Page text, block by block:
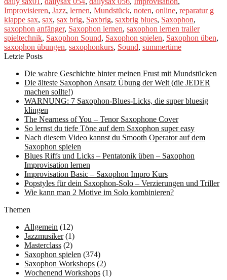
Improvisieren, Jazz, lernen, Mundstück, noten, online, reparatur g
klappe sax, sax, sax brig, Saxbrig, saxbrig blues, Saxophon,
saxophon anfänger, Saxophon lernen, saxophon lernen trailer
spieltechnik, Saxophon Sound, Saxophon spielen, Saxophon üben,
saxophon übungen, saxophonkurs, Sound, summertime
Letzte Posts
Die wahre Geschichte hinter meinen Frust mit Mundstücken
Die älteste Saxophon Ansatz Übung der Welt (die JEDER
machen sollte!)
WARNUNG: 7 Saxophon-Blues-Licks, die super bluesig
klingen
The Nearness of You – Tenor Saxophone Cover
So lernst du tiefe Töne auf dem Saxophon super easy
Nach diesem Video kannst du Smooth Operator auf dem
Saxophon spielen
Blues Riffs und Licks – Pentatonik üben – Saxophon
Improvisation lernen
Improvisation Basic – Saxophon Impro Kurs
Popstyles für dein Saxophon-Solo – Verzierungen und Triller
Wie kann man 2 Motive im Solo kombinieren?
Themen
Allgemein (12)
Jazzmusiker(1)
Masterclass (2)
Saxophon spielen (374)
Saxophon Workshops (2)
Wochenend Workshops (1)